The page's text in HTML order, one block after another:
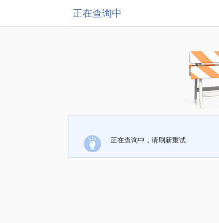
正在查询中
正在查询中，请刷新重试